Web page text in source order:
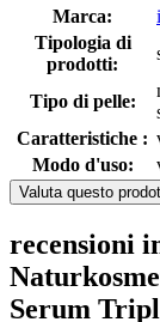
Marca:
Tipologia di
prodotti:
Tipo di pelle:
Caratteristiche :
Modo d'uso:
Valuta questo
recensioni
Serum